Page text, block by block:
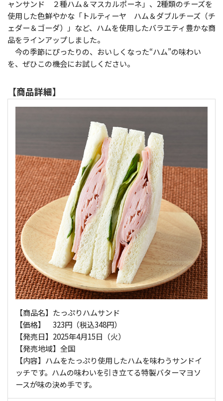
ャンサンド ２種ハム＆マスカルポーネ」、2種類のチーズを
使用した色鮮やかな「トルティーヤ ハム＆ダブルチーズ（チ
ェダー＆ゴーダ）」など、ハムを使用したバラエティ豊かな商
品をラインアップしました。
今の季節にぴったりの、おいしくなった“ハム”の味わい
を、ぜひこの機会にお試しください。
【商品詳細】
【商品名】たっぷりハムサンド
【価格】 323円（税込348円）
【発売日】2025年4月15日（火）
【発売地域】全国
【内容】ハムをたっぷり使用したハムを味わうサンドイ
ッチです。ハムの味わいを引き立てる特製バターマヨソ
ースが味の決め手です。